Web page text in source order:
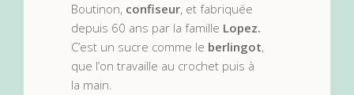
Boutinon, confiseur, et fabriquée
depuis 60 ans par la famille Lopez.
C’est un sucre comme le berlingot,
que l’on travaille au crochet puis à
la main.